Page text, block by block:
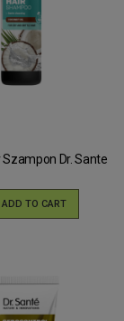
Szampon Dr. Sante
ADD TO CART